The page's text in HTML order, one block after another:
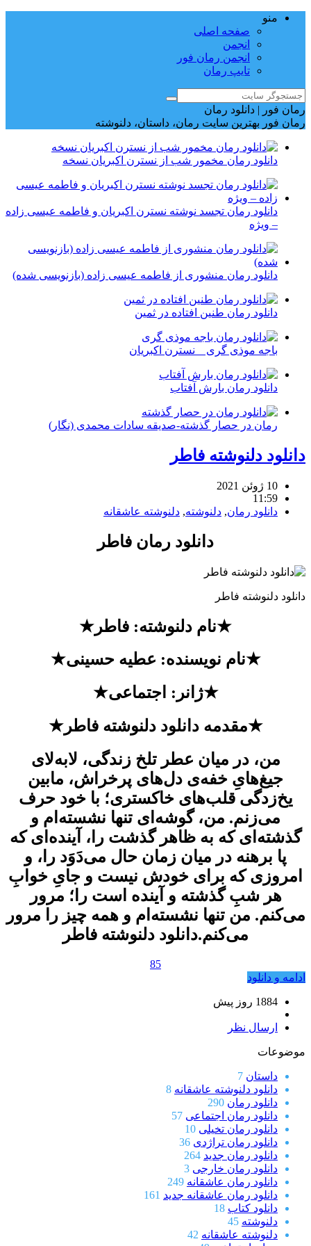
منو
صفحه اصلی
انجمن
انجمن رمان فور
تایپ رمان
رمان فور | دانلود رمان
رمان فور بهترین سایت رمان، داستان، دلنوشته
دانلود رمان مخمور شب از نسترن اکبریان نسخه
دانلود رمان تجسد نوشته نسترن اکبریان و فاطمه عیسی زاده
– ویژه
دانلود رمان منشوری از فاطمه عیسی زاده (بازنویسی شده)
دانلود رمان طنین افتاده در ثمین
باجه موذی گری _ نسترن اکبریان
دانلود رمان بارش آفتاب
رمان در حصار گذشته-صدیقه سادات محمدی (نگار)
دانلود دلنوشته فاطر
10 ژوئن 2021
11:59
دانلود رمان, دلنوشته, دلنوشته عاشقانه
دانلود رمان فاطر
دانلود دلنوشته فاطر
★نام دلنوشته: فاطر★
★نام نویسنده: عطیه حسینی★
★ژانر: اجتماعی★
★مقدمه دانلود دلنوشته فاطر★
من، در میان عطر تلخ زندگی، لابه‌لای
جیغ‌هایِ خفه‌ی دل‌های پرخراش، مابین
یخ‌زدگی قلب‌های خاکستری؛ با خود حرف
می‌زنم. من، گوشه‌ای تنها نشسته‌ام و
گذشته‌ای که به ظاهر گذشت را، آینده‌ای که
پا برهنه در میان زمان حال می‌دَوَد را، و
امروزی که برای خودش نیست و جایِ خوابِ
هر شبِ گذشته و آینده است را؛ مرور
می‌کنم. من تنها نشسته‌ام و همه چیز را مرور
می‌کنم.دانلود دلنوشته فاطر
85
ادامه و دانلود
1884 روز پيش
ارسال نظر
موضوعات
داستان 7
دانلود دلنوشته عاشقانه 8
دانلود رمان 290
دانلود رمان اجتماعی 57
دانلود رمان تخیلی 10
دانلود رمان تراژدی 36
دانلود رمان جدید 264
دانلود رمان خارجی 3
دانلود رمان عاشقانه 249
دانلود رمان عاشقانه جدید 161
دانلود کتاب 18
دلنوشته 45
دلنوشته عاشقانه 42